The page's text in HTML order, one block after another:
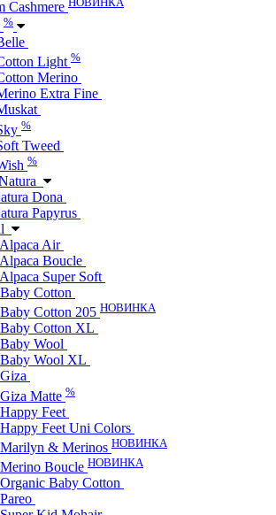
Cashmere
%
Light%
Merino
Extra Fine
%
Tweed
%
Dona
Papyrus
Air
Boucle
Super Soft
Cotton
Cotton 205 НОВИНКА
Cotton XL
Wool
Wool XL
Matte %
Feet
Feet Uni Colors
& Merinos НОВИНКА
Boucle НОВИНКА
Baby Cotton